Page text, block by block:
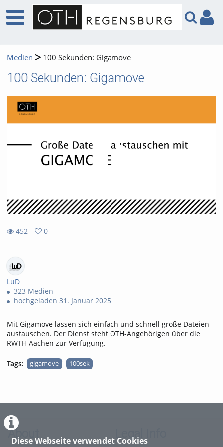
Diese Webseite verwendet Cookies
Medien 100 Sekunden: Gigamove
100 Sekunden: Gigamove
452
0
LuD
323 Medien
hochgeladen 31. Januar 2025
Mit Gigamove lassen sich einfach und schnell große Dateien
austauschen. Der Dienst steht OTH-Angehörigen über die
RWTH Aachen zur Verfügung.
Tags: gigamove 100sek
About Legal Info